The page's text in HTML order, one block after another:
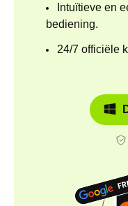
Intuïtieve en
bediening.
24/7 officiële